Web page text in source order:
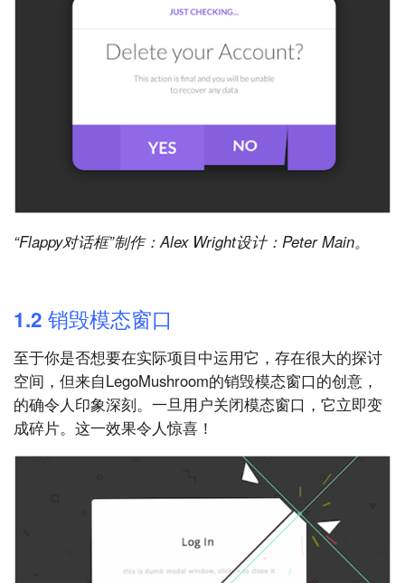
“Flappy对话框”制作：Alex Wright设计：Peter Main。
1.2 销毁模态窗口
至于你是否想要在实际项目中运用它，存在很大的探讨
空间，但来自LegoMushroom的销毁模态窗口的创意，
的确令人印象深刻。一旦用户关闭模态窗口，它立即变
成碎片。这一效果令人惊喜！